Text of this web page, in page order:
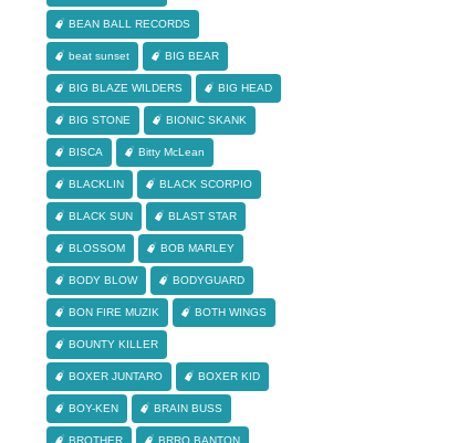
BEAN BALL RECORDS
beat sunset BIG BEAR
BIG BLAZE WILDERS BIG HEAD
BIG STONE BIONIC SKANK
BISCA Bitty McLean
BLACKLIN BLACK SCORPIO
BLACK SUN BLAST STAR
BLOSSOM BOB MARLEY
BODY BLOW BODYGUARD
BON FIRE MUZIK BOTH WINGS
BOUNTY KILLER
BOXER JUNTARO BOXER KID
BOY-KEN BRAIN BUSS